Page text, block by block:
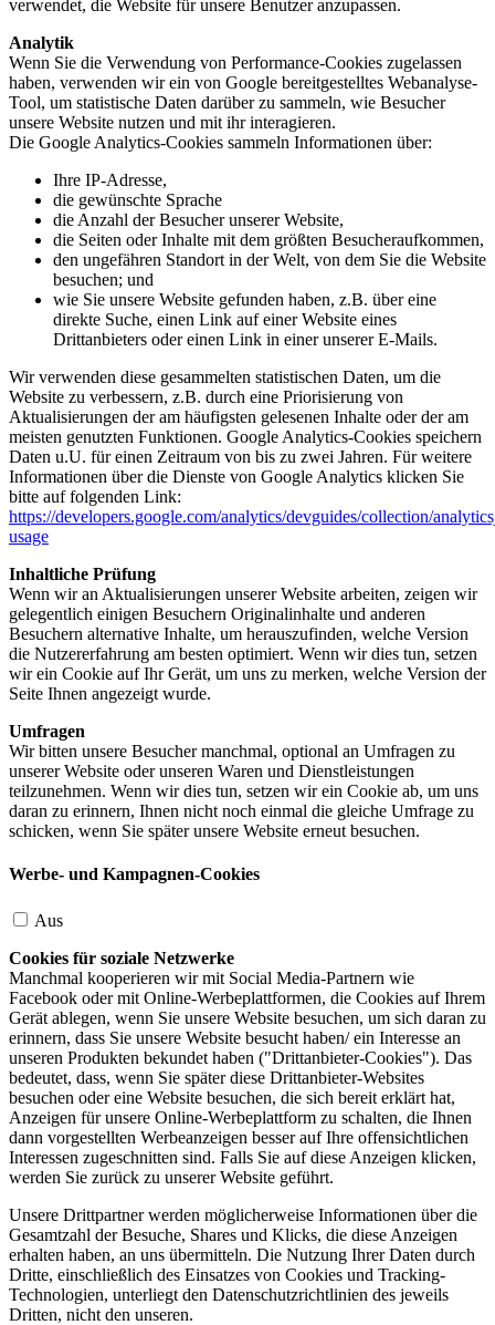
verwendet, die Website für unsere Benutzer anzupassen.
Analytik
Wenn Sie die Verwendung von Performance-Cookies zugelassen
haben, verwenden wir ein von Google bereitgestelltes Webanalyse-
Tool, um statistische Daten darüber zu sammeln, wie Besucher
unsere Website nutzen und mit ihr interagieren.
Die Google Analytics-Cookies sammeln Informationen über:
Ihre IP-Adresse,
die gewünschte Sprache
die Anzahl der Besucher unserer Website,
die Seiten oder Inhalte mit dem größten Besucheraufkommen,
den ungefähren Standort in der Welt, von dem Sie die Website
besuchen; und
wie Sie unsere Website gefunden haben, z.B. über eine
direkte Suche, einen Link auf einer Website eines
Drittanbieters oder einen Link in einer unserer E-Mails.
Wir verwenden diese gesammelten statistischen Daten, um die
Website zu verbessern, z.B. durch eine Priorisierung von
Aktualisierungen der am häufigsten gelesenen Inhalte oder der am
meisten genutzten Funktionen. Google Analytics-Cookies speichern
Daten u.U. für einen Zeitraum von bis zu zwei Jahren. Für weitere
Informationen über die Dienste von Google Analytics klicken Sie
bitte auf folgenden Link:
https://developers.google.com/analytics/devguides/collection/
usage
Inhaltliche Prüfung
Wenn wir an Aktualisierungen unserer Website arbeiten, zeigen wir
gelegentlich einigen Besuchern Originalinhalte und anderen
Besuchern alternative Inhalte, um herauszufinden, welche Version
die Nutzererfahrung am besten optimiert. Wenn wir dies tun, setzen
wir ein Cookie auf Ihr Gerät, um uns zu merken, welche Version der
Seite Ihnen angezeigt wurde.
Umfragen
Wir bitten unsere Besucher manchmal, optional an Umfragen zu
unserer Website oder unseren Waren und Dienstleistungen
teilzunehmen. Wenn wir dies tun, setzen wir ein Cookie ab, um uns
daran zu erinnern, Ihnen nicht noch einmal die gleiche Umfrage zu
schicken, wenn Sie später unsere Website erneut besuchen.
Werbe- und Kampagnen-Cookies
Aus
Cookies für soziale Netzwerke
Manchmal kooperieren wir mit Social Media-Partnern wie
Facebook oder mit Online-Werbeplattformen, die Cookies auf Ihrem
Gerät ablegen, wenn Sie unsere Website besuchen, um sich daran zu
erinnern, dass Sie unsere Website besucht haben/ ein Interesse an
unseren Produkten bekundet haben ("Drittanbieter-Cookies"). Das
bedeutet, dass, wenn Sie später diese Drittanbieter-Websites
besuchen oder eine Website besuchen, die sich bereit erklärt hat,
Anzeigen für unsere Online-Werbeplattform zu schalten, die Ihnen
dann vorgestellten Werbeanzeigen besser auf Ihre offensichtlichen
Interessen zugeschnitten sind. Falls Sie auf diese Anzeigen klicken,
werden Sie zurück zu unserer Website geführt.
Unsere Drittpartner werden möglicherweise Informationen über die
Gesamtzahl der Besuche, Shares und Klicks, die diese Anzeigen
erhalten haben, an uns übermitteln. Die Nutzung Ihrer Daten durch
Dritte, einschließlich des Einsatzes von Cookies und Tracking-
Technologien, unterliegt den Datenschutzrichtlinien des jeweils
Dritten, nicht den unseren.